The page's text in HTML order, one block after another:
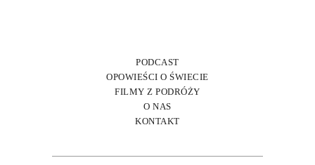
PODCAST
OPOWIEŚCI O ŚWIECIE
FILMY Z PODRÓŻY
O NAS
KONTAKT